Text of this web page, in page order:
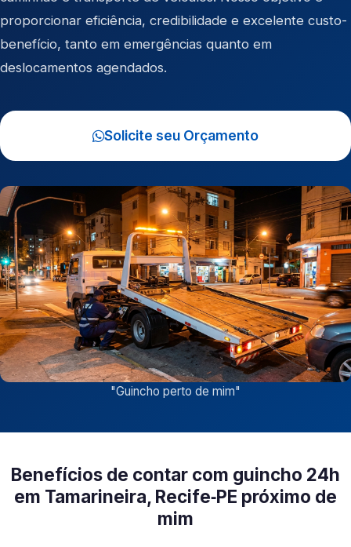
proporcionar eficiência, credibilidade e excelente custo-
benefício, tanto em emergências quanto em
deslocamentos agendados.
Solicite seu Orçamento
"Guincho perto de mim"
Benefícios de contar com guincho 24h
em Tamarineira, Recife‑PE próximo de
mim